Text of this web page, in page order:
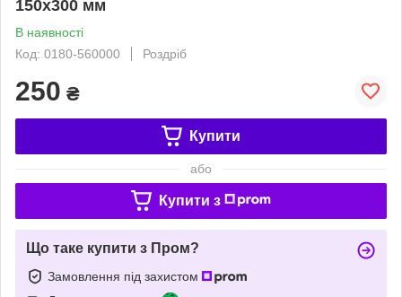
150х300 мм
В наявності
Код: 0180-560000
Роздріб
250 ₴
Купити
або
Купити з
Що таке купити з Пром?
Замовлення під захистом